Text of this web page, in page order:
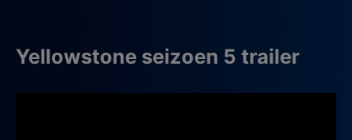
Yellowstone seizoen 5 trailer